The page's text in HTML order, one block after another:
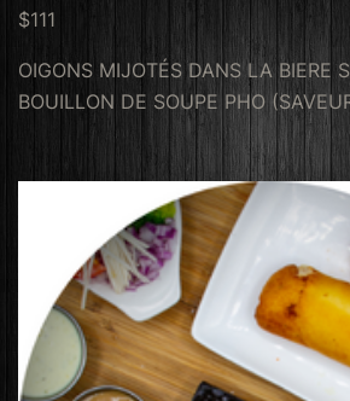
$111
OIGONS MIJOTÉS DANS LA BIERE
BOUILLON DE SOUPE PHO